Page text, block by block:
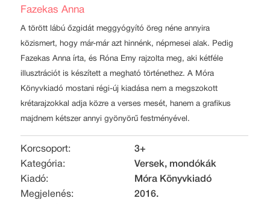
Fazekas Anna
A törött lábú őzgidát meggyógyító öreg néne annyira
közismert, hogy már-már azt hinnénk, népmesei alak. Pedig
Fazekas Anna írta, és Róna Emy rajzolta meg, aki kétféle
illusztrációt is készített a megható történethez. A Móra
Könyvkiadó mostani régi-új kiadása nem a megszokott
krétarajzokkal adja közre a verses mesét, hanem a grafikus
majdnem kétszer annyi gyönyörű festményével.
Korcsoport:
3+
Kategória:
Versek, mondókák
Kiadó:
Móra Könyvkiadó
Megjelenés:
2016.